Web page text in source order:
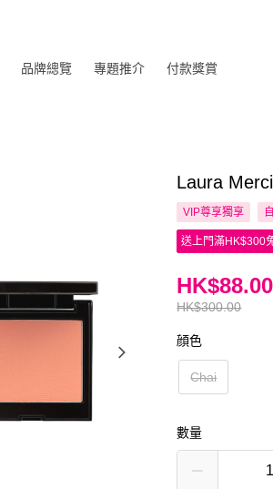
品牌總覽 專題推介 付款獎賞
Laura
VIP尊享獨享
送上門滿HK$300
HK$300.00
HK$88.00
顔色
Chai
數量